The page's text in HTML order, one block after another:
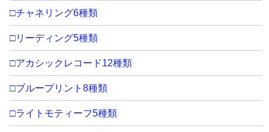
□チャネリング6種類
□リーディング5種類
□アカシックレコード12種類
□ブループリント8種類
□ライトモティーフ5種類